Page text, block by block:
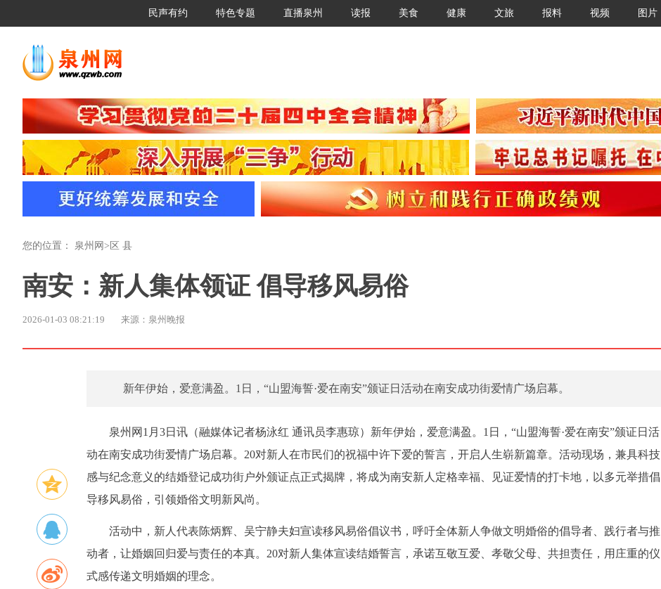
民声有约 特色专题 直播泉州 读报 美食 健康 文旅 报料 视频 图片
您的位置： 泉州网 > 区 县
南安：新人集体领证 倡导移风易俗
2026-01-03 08:21:19 来源：泉州晚报
新年伊始，爱意满盈。1日，“山盟海誓·爱在南安”颁证日活动在南安成功街爱情广场启幕。
泉州网1月3日讯（融媒体记者杨泳红 通讯员李惠琼）新年伊始，爱意满盈。1日，“山盟海誓·爱在南安”颁证日活
动在南安成功街爱情广场启幕。20对新人在市民们的祝福中许下爱的誓言，开启人生崭新篇章。活动现场，兼具科技
感与纪念意义的结婚登记成功街户外颁证点正式揭牌，将成为南安新人定格幸福、见证爱情的打卡地，以多元举措倡
导移风易俗，引领婚俗文明新风尚。
活动中，新人代表陈炳辉、吴宁静夫妇宣读移风易俗倡议书，呼吁全体新人争做文明婚俗的倡导者、践行者与推
动者，让婚姻回归爱与责任的本真。20对新人集体宣读结婚誓言，承诺互敬互爱、孝敬父母、共担责任，用庄重的仪
式感传递文明婚姻的理念。